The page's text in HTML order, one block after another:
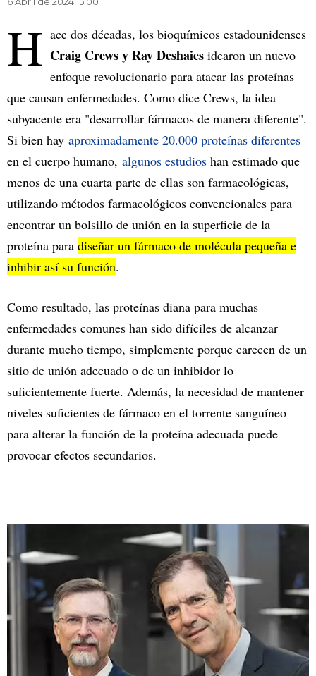
H ace dos décadas, los bioquímicos estadounidenses
Craig Crews y Ray Deshaies idearon un nuevo
enfoque revolucionario para atacar las proteínas
que causan enfermedades. Como dice Crews, la idea
subyacente era "desarrollar fármacos de manera diferente".
Si bien hay aproximadamente 20.000 proteínas diferentes
en el cuerpo humano, algunos estudios han estimado que
menos de una cuarta parte de ellas son farmacológicas,
utilizando métodos farmacológicos convencionales para
encontrar un bolsillo de unión en la superficie de la
proteína para diseñar un fármaco de molécula pequeña e
inhibir así su función.
Como resultado, las proteínas diana para muchas
enfermedades comunes han sido difíciles de alcanzar
durante mucho tiempo, simplemente porque carecen de un
sitio de unión adecuado o de un inhibidor lo
suficientemente fuerte. Además, la necesidad de mantener
niveles suficientes de fármaco en el torrente sanguíneo
para alterar la función de la proteína adecuada puede
provocar efectos secundarios.